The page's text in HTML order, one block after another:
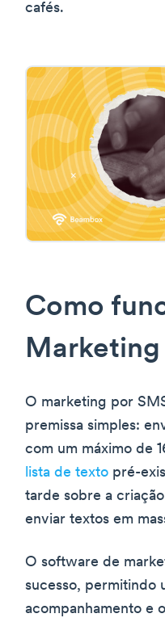
cafés.
Como
Marketing
O marketing por
premissa simples:
com um máximo de
lista de texto pré-
tarde sobre a
enviar textos em
O software de
sucesso, permitindo
acompanhamento e